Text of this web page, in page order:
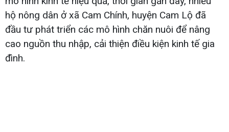
hộ nông dân ở xã Cam Chính, huyện Cam Lộ đã
đầu tư phát triển các mô hình chăn nuôi để nâng
cao nguồn thu nhập, cải thiện điều kiện kinh tế gia
đình.